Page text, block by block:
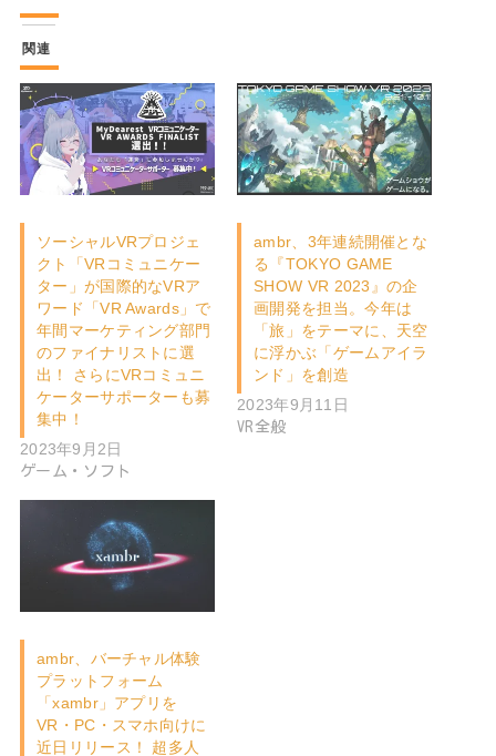
関連
ソーシャルVRプロジェ
クト「VRコミュニケー
ター」が国際的なVRア
ワード「VR Awards」で
年間マーケティング部門
のファイナリストに選
出！ さらにVRコミュニ
ケーターサポーターも募
集中！
2023年9月2日
ゲーム・ソフト
ambr、3年連続開催とな
る『TOKYO GAME
SHOW VR 2023』の企
画開発を担当。今年は
「旅」をテーマに、天空
に浮かぶ「ゲームアイラ
ンド」を創造
2023年9月11日
VR全般
ambr、バーチャル体験
プラットフォーム
「xambr」アプリを
VR・PC・スマホ向けに
近日リリース！ 超多人